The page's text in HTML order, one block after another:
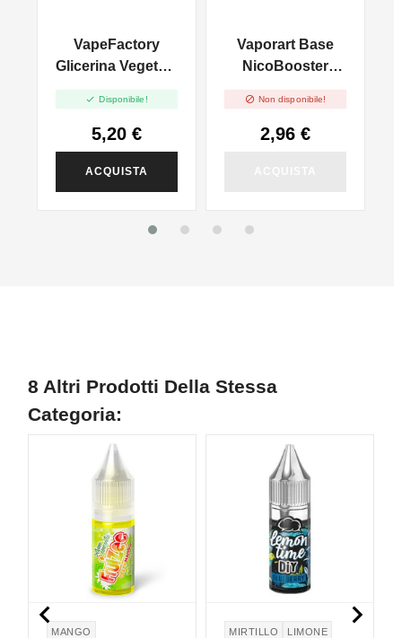
VapeFactory
Glicerina Vegetale
 Disponibile!
5,20 €
ACQUISTA
Vaporart Base
NicoBooster
 Non disponibile!
2,96 €
8 Altri Prodotti Della Stessa
Categoria:
MANGO MIRTILLO
LIMONE
 